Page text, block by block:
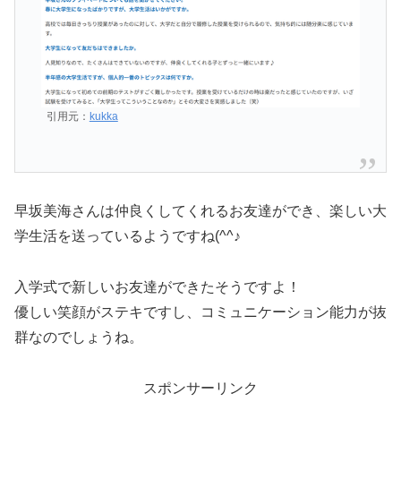
引用元： kukka
早坂美海さんは仲良くしてくれるお友達ができ、楽しい大
学生活を送っているようですね(^^♪
入学式で新しいお友達ができたそうですよ！
優しい笑顔がステキですし、コミュニケーション能力が抜
群なのでしょうね。
スポンサーリンク